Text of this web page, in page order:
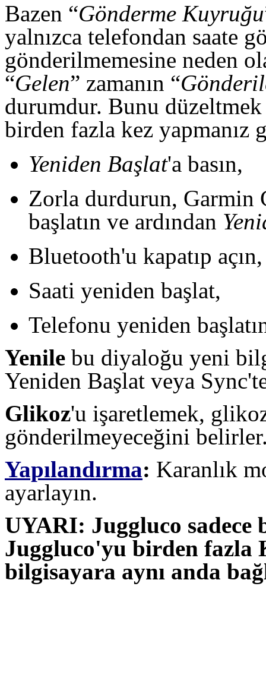
Bazen “Gönderme Kuyruğu
yalnızca telefondan saate
gönderilmemesine neden
“Gelen” zamanın “
durumdur. Bunu
birden fazla kez yapmanız
Yeniden Başlat'a basın,
Zorla durdurun, Garmin
başlatın ve ardından
Bluetooth'u kapatıp açın,
Saati yeniden başlat,
Telefonu yeniden
Yenile bu diyaloğu yeni
Yeniden Başlat veya
Glikoz'u işaretlemek,
gönderilmeyeceğini
Yapılandırma: Karanlık
ayarlayın.
UYARI: Juggluco
Juggluco'yu birden fazla
bilgisayara aynı anda